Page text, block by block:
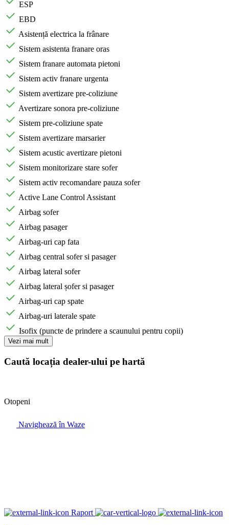
ESP
EBD
Asistență electrica la frânare
Sistem asistenta franare oras
Sistem franare automata pietoni
Sistem activ franare urgenta
Sistem avertizare pre-coliziune
Avertizare sonora pre-coliziune
Sistem pre-coliziune spate
Sistem avertizare marsarier
Sistem acustic avertizare pietoni
Sistem monitorizare stare sofer
Sistem activ recomandare pauza sofer
Active Lane Control Assistant
Airbag sofer
Airbag pasager
Airbag-uri cap fata
Airbag central sofer si pasager
Airbag lateral sofer
Airbag lateral șofer si pasager
Airbag-uri cap spate
Airbag-uri laterale spate
Isofix (puncte de prindere a scaunului pentru copii)
Vezi mai mult
Caută locația dealer-ului pe hartă
Otopeni
Navighează în Waze
Raport